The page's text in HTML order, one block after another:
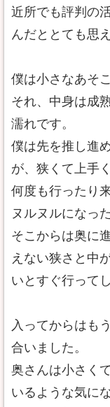
近所でも評判の
んだととても思
僕は小さなあそ
それ、中身は成
濡れです。
僕は先を推し進
が、狭くて上手
何度も行ったり
ヌルヌルになっ
そこからは奥に
えない狭さと中
いとすぐ行って
入ってからはも
合いました。
奥さんは小さく
いるような気に